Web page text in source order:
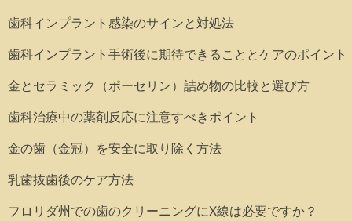
歯科インプラント感染のサインと対処法
歯科インプラント手術後に期待できることとケアのポイント
金とセラミック（ポーセリン）詰め物の比較と選び方
歯科治療中の薬剤反応に注意すべきポイント
金の歯（金冠）を安全に取り除く方法
乳歯抜歯後のケア方法
フロリダ州での歯のクリーニングにX線は必要ですか？